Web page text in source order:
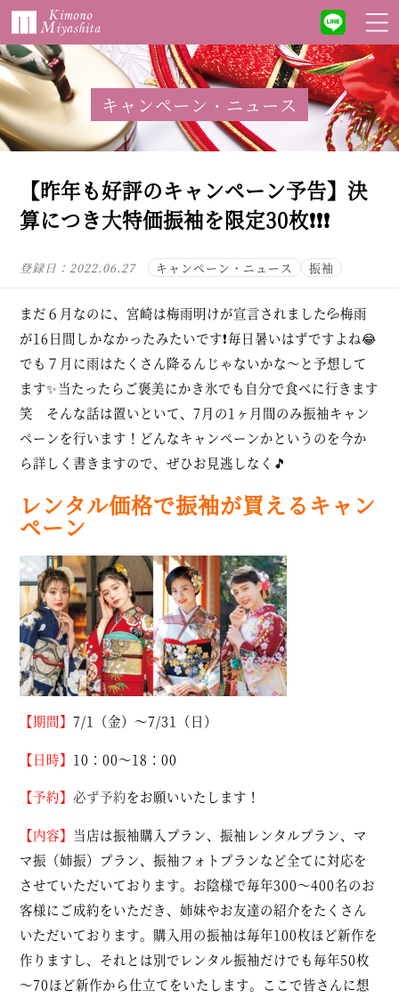
キャンペーン・ニュース
【昨年も好評のキャンペーン予告】決
算につき大特価振袖を限定30枚❗❗❗
登録日：2022.06.27 キャンペーン・ニュース 振袖
まだ６月なのに、宮崎は梅雨明けが宣言されました💦梅雨
が16日間しかなかったみたいです❗毎日暑いはずですよね😂
でも７月に雨はたくさん降るんじゃないかな～と予想して
ます✨当たったらご褒美にかき氷でも自分で食べに行きます
笑 そんな話は置いといて、7月の1ヶ月間のみ振袖キャン
ペーンを行います！どんなキャンペーンかというのを今か
ら詳しく書きますので、ぜひお見逃しなく🎵
レンタル価格で振袖が買えるキャン
ペーン
【期間】7/1（金）～7/31（日）
【日時】 10：00～18：00
【予約】必ず予約をお願いいたします！
【内容】 当店は振袖購入プラン、振袖レンタルプラン、マ
マ振（姉振）プラン、振袖フォトプランなど全てに対応を
させていただいております。お陰様で毎年300～400名のお
客様にご成約をいただき、姉妹やお友達の紹介をたくさん
いただいております。購入用の振袖は毎年100枚ほど新作を
作りますし、それとは別でレンタル振袖だけでも毎年50枚
～70ほど新作から仕立てをいたします。ここで皆さんに想